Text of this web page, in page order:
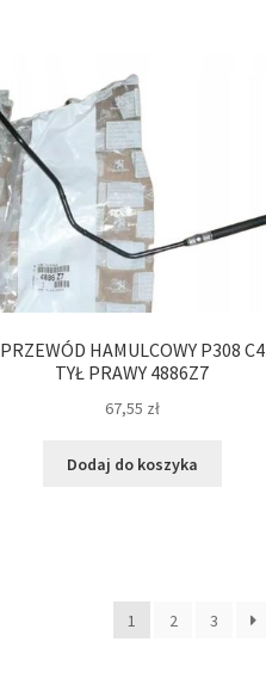
PRZEWÓD HAMULCOWY P308 C4
TYŁ PRAWY 4886Z7
67,55 zł
Dodaj do koszyka
1 2 3